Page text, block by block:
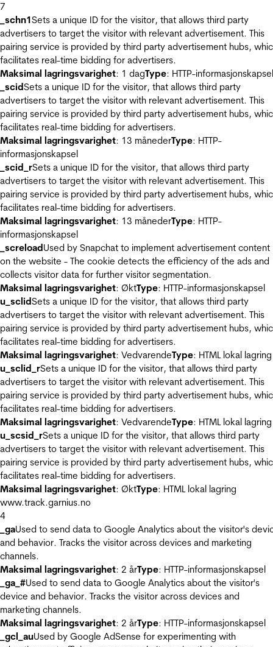
7
_schn1Sets a unique ID for the visitor, that allows third party
advertisers to target the visitor with relevant advertisement. This
pairing service is provided by third party advertisement hubs,
facilitates real-time bidding for advertisers.
Maksimal lagringsvarighet: 1 dagType: HTTP-informasjonskapsel
_scidSets a unique ID for the visitor, that allows third party
advertisers to target the visitor with relevant advertisement. This
pairing service is provided by third party advertisement hubs,
facilitates real-time bidding for advertisers.
Maksimal lagringsvarighet: 13 månederType: HTTP-
informasjonskapsel
_scid_rSets a unique ID for the visitor, that allows third party
advertisers to target the visitor with relevant advertisement. This
pairing service is provided by third party advertisement hubs,
facilitates real-time bidding for advertisers.
Maksimal lagringsvarighet: 13 månederType: HTTP-
informasjonskapsel
_screloadUsed by Snapchat to implement advertisement content
on the website - The cookie detects the efficiency of the ads and
collects visitor data for further visitor segmentation.
Maksimal lagringsvarighet: ØktType: HTTP-informasjonskapsel
u_sclidSets a unique ID for the visitor, that allows third party
advertisers to target the visitor with relevant advertisement. This
pairing service is provided by third party advertisement hubs,
facilitates real-time bidding for advertisers.
Maksimal lagringsvarighet: VedvarendeType: HTML lokal lagring
u_sclid_rSets a unique ID for the visitor, that allows third party
advertisers to target the visitor with relevant advertisement. This
pairing service is provided by third party advertisement hubs,
facilitates real-time bidding for advertisers.
Maksimal lagringsvarighet: VedvarendeType: HTML lokal lagring
u_scsid_rSets a unique ID for the visitor, that allows third party
advertisers to target the visitor with relevant advertisement. This
pairing service is provided by third party advertisement hubs,
facilitates real-time bidding for advertisers.
Maksimal lagringsvarighet: ØktType: HTML lokal lagring
www.track.garnius.no
4
_gaUsed to send data to Google Analytics about the visitor's
and behavior. Tracks the visitor across devices and marketing
channels.
Maksimal lagringsvarighet: 2 årType: HTTP-informasjonskapsel
_ga_#Used to send data to Google Analytics about the visitor's
device and behavior. Tracks the visitor across devices and
marketing channels.
Maksimal lagringsvarighet: 2 årType: HTTP-informasjonskapsel
_gcl_auUsed by Google AdSense for experimenting with